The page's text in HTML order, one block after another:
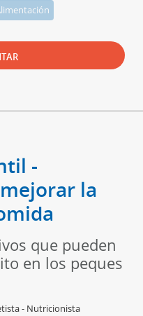
-
la
que pueden
en los peques
- Nutricionista